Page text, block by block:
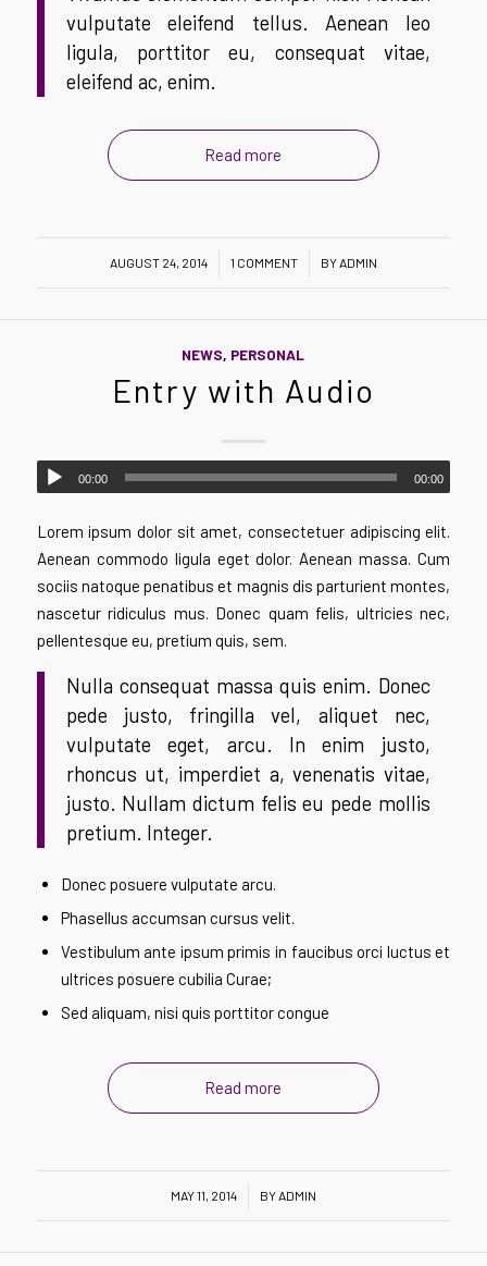
vulputate eleifend tellus. Aenean leo
ligula, porttitor eu, consequat vitae,
eleifend ac, enim.
Read more
AUGUST 24, 2014
/ 1 COMMENT
/ BYADMIN
NEWS, PERSONAL
Entry with Audio
00:00 00:00
Lorem ipsum dolor sit amet, consectetuer adipiscing elit.
Aenean commodo ligula eget dolor. Aenean massa. Cum
sociis natoque penatibus et magnis dis parturient montes,
nascetur ridiculus mus. Donec quam felis, ultricies nec,
pellentesque eu, pretium quis, sem.
Nulla consequat massa quis enim. Donec
pede justo, fringilla vel, aliquet nec,
vulputate eget, arcu. In enim justo,
rhoncus ut, imperdiet a, venenatis vitae,
justo. Nullam dictum felis eu pede mollis
pretium. Integer.
Donec posuere vulputate arcu.
Phasellus accumsan cursus velit.
Vestibulum ante ipsum primis in faucibus orci luctus et
ultrices posuere cubilia Curae;
Sed aliquam, nisi quis porttitor congue
Read more
MAY 11, 2014
/ BYADMIN